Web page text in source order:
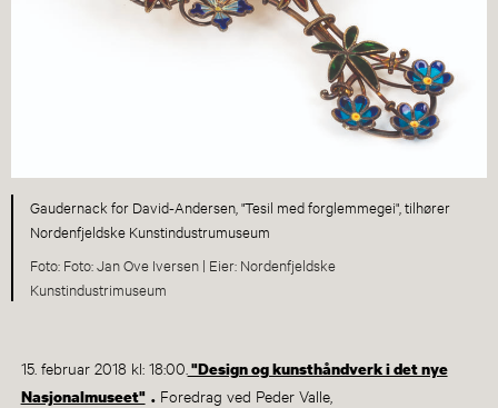
Gaudernack for David-Andersen, "Tesil med forglemmegei", tilhører
Nordenfjeldske Kunstindustrumuseum
Foto: Jan Ove Iversen |
Nordenfjeldske
Kunstindustrimuseum
15. februar 2018 kl: 18:00."Design og kunsthåndverk i det nye
Nasjonalmuseet" .Foredrag ved Peder Valle,